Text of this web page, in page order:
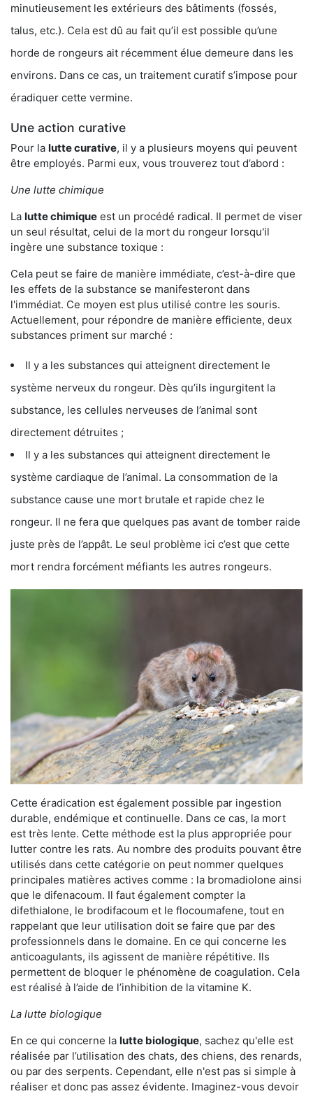
minutieusement les extérieurs des bâtiments (fossés,
talus, etc.). Cela est dû au fait qu’il est possible qu’une
horde de rongeurs ait récemment élue demeure dans les
environs. Dans ce cas, un traitement curatif s’impose pour
éradiquer cette vermine.
Une action curative
Pour la lutte curative, il y a plusieurs moyens qui peuvent
être employés. Parmi eux, vous trouverez tout d’abord :
Une lutte chimique
La lutte chimique est un procédé radical. Il permet de viser
un seul résultat, celui de la mort du rongeur lorsqu'il
ingère une substance toxique :
Cela peut se faire de manière immédiate, c’est-à-dire que
les effets de la substance se manifesteront dans
l'immédiat. Ce moyen est plus utilisé contre les souris.
Actuellement, pour répondre de manière efficiente, deux
substances priment sur marché :
Il y a les substances qui atteignent directement le
système nerveux du rongeur. Dès qu’ils ingurgitent la
substance, les cellules nerveuses de l’animal sont
directement détruites ;
Il y a les substances qui atteignent directement le
système cardiaque de l’animal. La consommation de la
substance cause une mort brutale et rapide chez le
rongeur. Il ne fera que quelques pas avant de tomber raide
juste près de l’appât. Le seul problème ici c’est que cette
mort rendra forcément méfiants les autres rongeurs.
Cette éradication est également possible par ingestion
durable, endémique et continuelle. Dans ce cas, la mort
est très lente. Cette méthode est la plus appropriée pour
lutter contre les rats. Au nombre des produits pouvant être
utilisés dans cette catégorie on peut nommer quelques
principales matières actives comme : la bromadiolone ainsi
que le difenacoum. Il faut également compter la
difethialone, le brodifacoum et le flocoumafene, tout en
rappelant que leur utilisation doit se faire que par des
professionnels dans le domaine. En ce qui concerne les
anticoagulants, ils agissent de manière répétitive. Ils
permettent de bloquer le phénomène de coagulation. Cela
est réalisé à l’aide de l’inhibition de la vitamine K.
La lutte biologique
En ce qui concerne la lutte biologique, sachez qu'elle est
réalisée par l’utilisation des chats, des chiens, des renards,
ou par des serpents. Cependant, elle n'est pas si simple à
réaliser et donc pas assez évidente. Imaginez-vous devoir